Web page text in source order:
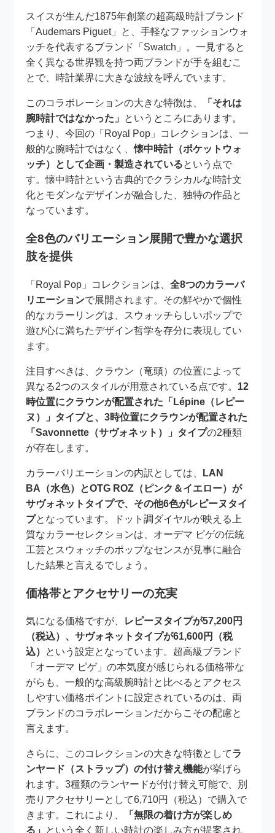
スイスが生んだ1875年創業の超高級時計ブランド
「Audemars Piguet」と、手軽なファッションウォ
ッチを代表するブランド「Swatch」。一見すると
全く異なる世界観を持つ両ブランドが手を組むこ
とで、時計業界に大きな波紋を呼んでいます。
このコラボレーションの大きな特徴は、
「それは
腕時計ではなかった」 というところにあります。
つまり、今回の「Royal Pop」コレクションは、一
般的な腕時計ではなく、懐中時計（ポケットウォ
ッチ）として企画・製造されているという点で
す。懐中時計という古典的でクラシカルな時計文
化とモダンなデザインが融合した、独特の作品と
なっています。
全8色のバリエーション展開で豊かな選択
肢を提供
「Royal Pop」コレクションは、全8つのカラーバ
リエーションで展開されます。その鮮やかで個性
的なカラーリングは、スウォッチらしいポップで
遊び心に満ちたデザイン哲学を存分に表現してい
ます。
注目すべきは、クラウン（竜頭）の位置によって
異なる2つのスタイルが用意されている点です。 12
時位置にクラウンが配置された「Lépine（レピー
ヌ）」タイプと、3時位置にクラウンが配置された
「Savonnette（サヴォネット）」タイプの2種類
が存在します。
カラーバリエーションの内訳としては、
LAN
BA（水色）とOTG ROZ（ピンク＆イエロー）が
サヴォネットタイプで、その他6色がレピーヌタイ
プとなっています。ドット調ダイヤルが映える上
質なカラーセレクションは、オーデマ ピゲの伝統
工芸とスウォッチのポップなセンスが見事に融合
した結果と言えるでしょう。
価格帯とアクセサリーの充実
気になる価格ですが、 レピーヌタイプが57,200円
（税込）、サヴォネットタイプが61,600円（税
込） という設定となっています。超高級ブランド
「オーデマ ピゲ」の本気度が感じられる価格帯な
がらも、一般的な高級腕時計と比べるとアクセス
しやすい価格ポイントに設定されているのは、両
ブランドのコラボレーションだからこその配慮と
言えます。
さらに、このコレクションの大きな特徴としてラ
ンヤード（ストラップ）の付け替え機能が挙げら
れます。3種類のランヤードが付け替え可能で、別
売りアクセサリーとして6,710円（税込）で購入で
きます。これにより、
「無限の着け方が楽しめ
る」 という全く新しい時計の楽しみ方が提案され